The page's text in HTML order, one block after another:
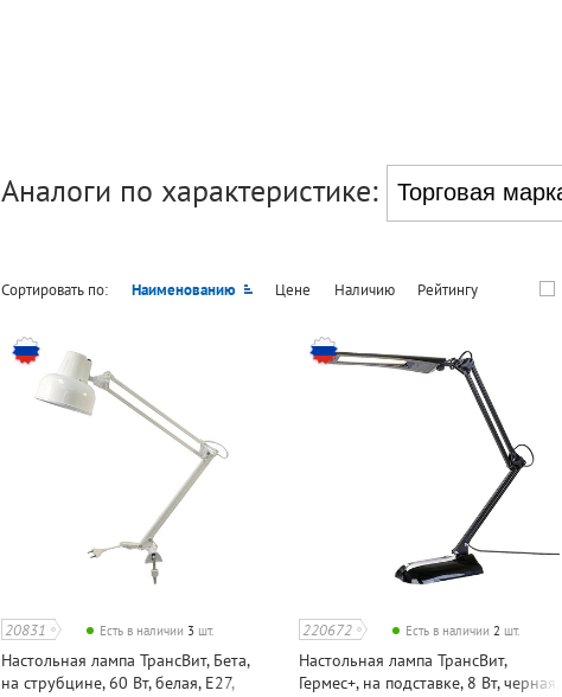
Аналоги по характеристике:
Сортировать по: Наименованию Цене Наличию Рейтингу
20831 Есть в наличии 3 шт.
Настольная лампа ТрансВит, Бета,
на струбцине, 60 Вт, белая, E27,
220672 Есть в наличии2 шт.
Настольная лампа ТрансВит,
Гермес+, на подставке, 8 Вт, черная,